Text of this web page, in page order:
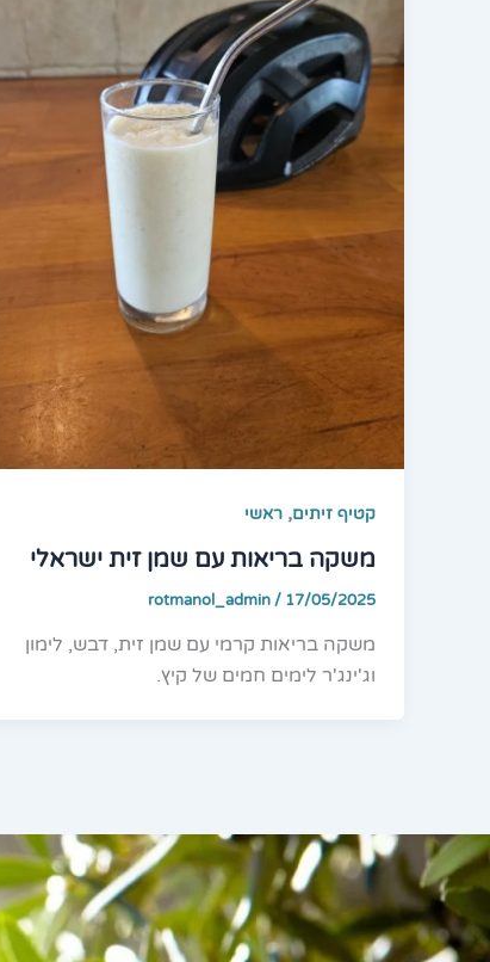
קטיף זיתים, ראשי
משקה בריאות עם שמן זית ישראלי
rotmanol_admin/ 17/05/2025
משקה בריאות קרמי עם שמן זית, דבש, לימון
וג'ינג'ר לימים חמים של קיץ.